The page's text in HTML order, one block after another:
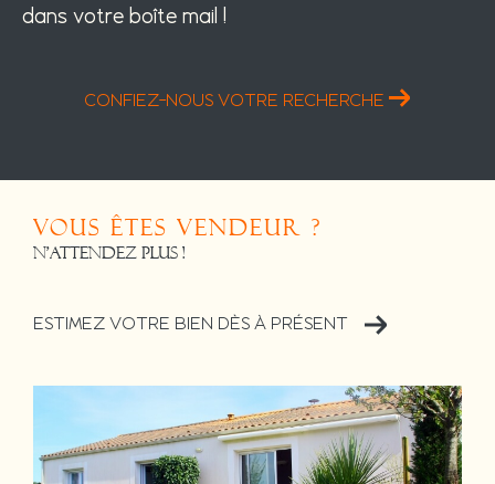
dans votre boîte mail !
CONFIEZ-NOUS VOTRE RECHERCHE
Vous êtes vendeur ?
N'attendez plus !
ESTIMEZ VOTRE BIEN DÈS À PRÉSENT